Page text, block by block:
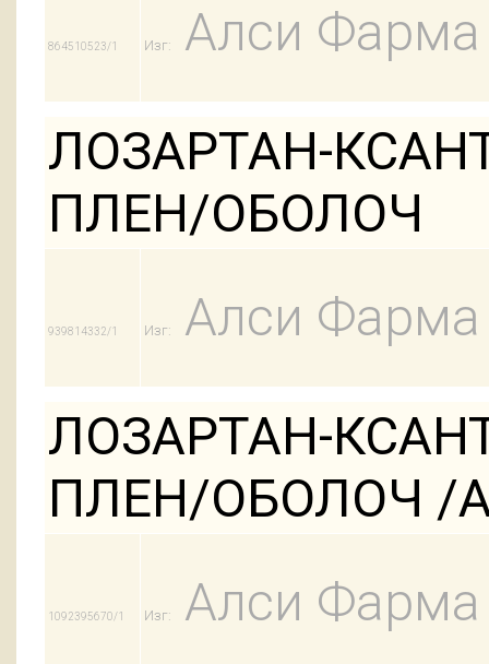
864510523/1 Изг:
Алси
ЛОЗАРТАН-
ПЛЕН/ОБОЛОЧ
939814332/1 Изг:
Алси
ЛОЗАРТАН-
ПЛЕН/ОБОЛОЧ /
1092395670/1 Изг: Алси